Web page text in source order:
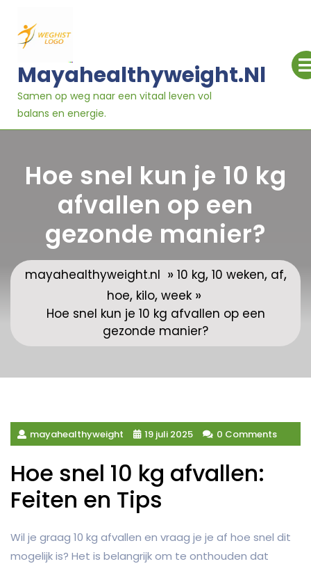
naar
inhoud
Mayahealthyweight.nl
Samen op weg naar een vitaal leven vol
balans en energie.
Hoe snel kun je 10 kg
afvallen op een
gezonde manier?
mayahealthyweight.nl » 10 kg, 10 weken, af,
hoe, kilo, week»
Hoe snel kun je 10 kg afvallen op een
gezonde manier?
mayahealthyweight 19 juli 2025 0 Comments
Hoe snel 10 kg afvallen:
Feiten en Tips
Wil je graag 10 kg afvallen en vraag je je af hoe snel dit
mogelijk is? Het is belangrijk om te onthouden dat